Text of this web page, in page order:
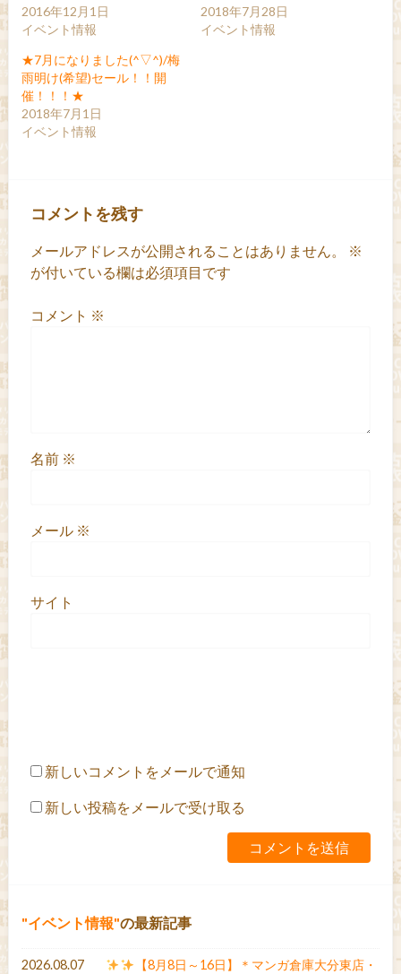
2016年12月1日
イベント情報
2018年7月28日
イベント情報
★7月になりました(^▽^)/梅
雨明け(希望)セール！！開
催！！！★
2018年7月1日
イベント情報
コメントを残す
メールアドレスが公開されることはありません。
※
が付いている欄は必須項目です
コメント ※
名前 ※
メール ※
サイト
新しいコメントをメールで通知
新しい投稿をメールで受け取る
イベント情報 の最新記事
2026.08.07
【8月8日～16日】＊マンガ倉庫大分東店・